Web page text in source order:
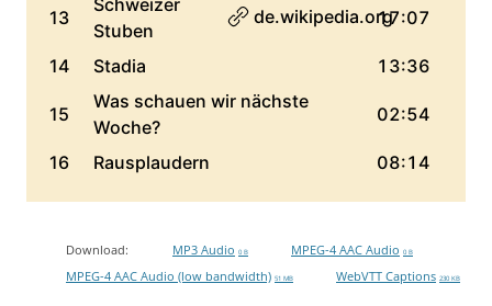
Download: MP3 Audio 0 B MPEG-4 AAC Audio 0 B
MPEG-4 AAC Audio (low bandwidth) 51 MB WebVTT Captions 230 KB